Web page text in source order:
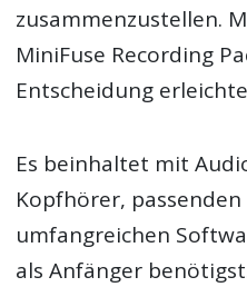
zusammenzustellen.
MiniFuse Recording
Entscheidung
Es beinhaltet mit
Kopfhörer,
umfangreichen
als Anfänger